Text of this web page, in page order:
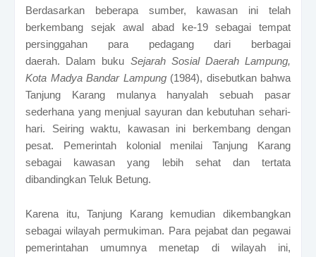
Berdasarkan beberapa sumber, kawasan ini telah
berkembang sejak awal abad ke-19 sebagai tempat
persinggahan para pedagang dari berbagai
daerah. Dalam buku Sejarah Sosial Daerah Lampung,
Kota Madya Bandar Lampung (1984), disebutkan bahwa
Tanjung Karang mulanya hanyalah sebuah pasar
sederhana yang menjual sayuran dan kebutuhan sehari-
hari. Seiring waktu, kawasan ini berkembang dengan
pesat. Pemerintah kolonial menilai Tanjung Karang
sebagai kawasan yang lebih sehat dan tertata
dibandingkan Teluk Betung.
Karena itu, Tanjung Karang kemudian dikembangkan
sebagai wilayah permukiman. Para pejabat dan pegawai
pemerintahan umumnya menetap di wilayah ini,